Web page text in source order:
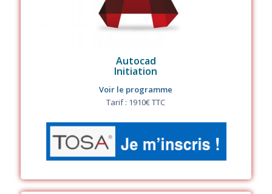
Autocad
Initiation
Voir le programme
Tarif : 1910€ TTC